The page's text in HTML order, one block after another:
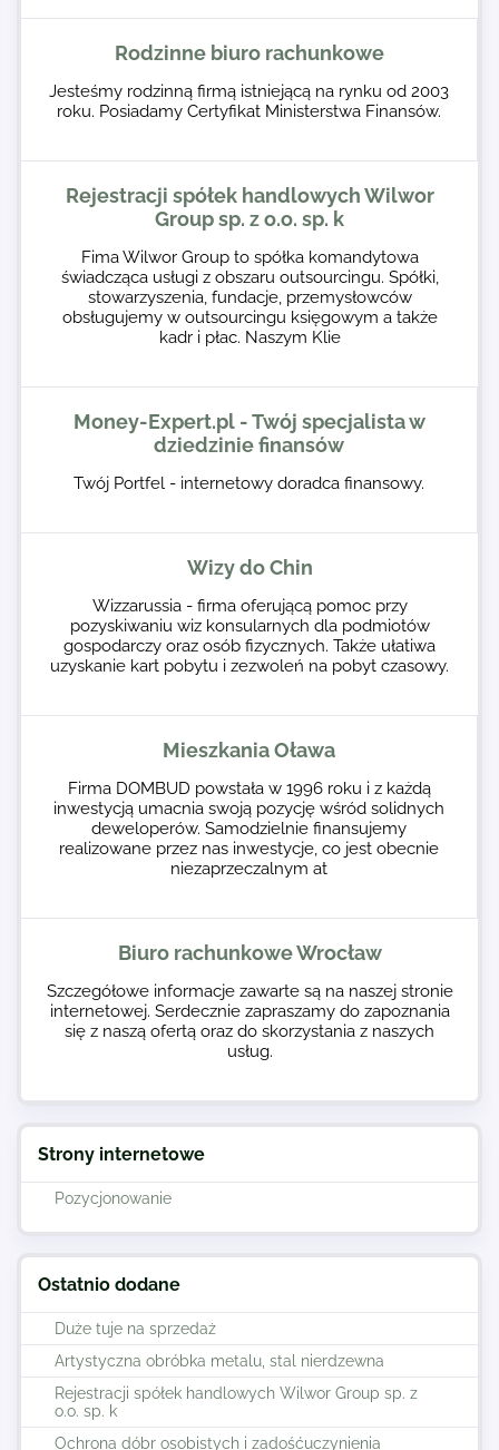
Strony internetowe
Pozycjonowanie
Ostatnio dodane
Duże tuje na sprzedaż
Artystyczna obróbka metalu, stal nierdzewna
Rejestracji spółek handlowych Wilwor Group sp. z
o.o. sp. k
Ochrona dóbr osobistych i zadośćuczynienia
Rodzinne biuro rachunkowe
Jesteśmy rodzinną firmą istniejącą na rynku od 2003
roku. Posiadamy Certyfikat Ministerstwa Finansów.
Rejestracji spółek handlowych Wilwor
Group sp. z o.o. sp. k
Fima Wilwor Group to spółka komandytowa
świadcząca usługi z obszaru outsourcingu. Spółki,
stowarzyszenia, fundacje, przemysłowców
obsługujemy w outsourcingu księgowym a także
kadr i płac. Naszym Klie
Money-Expert.pl - Twój specjalista w
dziedzinie finansów
Twój Portfel - internetowy doradca finansowy.
Wizy do Chin
Wizzarussia - firma oferującą pomoc przy
pozyskiwaniu wiz konsularnych dla podmiotów
gospodarczy oraz osób fizycznych. Także ułatiwa
uzyskanie kart pobytu i zezwoleń na pobyt czasowy.
Mieszkania Oława
Firma DOMBUD powstała w 1996 roku i z każdą
inwestycją umacnia swoją pozycję wśród solidnych
deweloperów. Samodzielnie finansujemy
realizowane przez nas inwestycje, co jest obecnie
niezaprzeczalnym at
Biuro rachunkowe Wrocław
Szczegółowe informacje zawarte są na naszej stronie
internetowej. Serdecznie zapraszamy do zapoznania
się z naszą ofertą oraz do skorzystania z naszych
usług.